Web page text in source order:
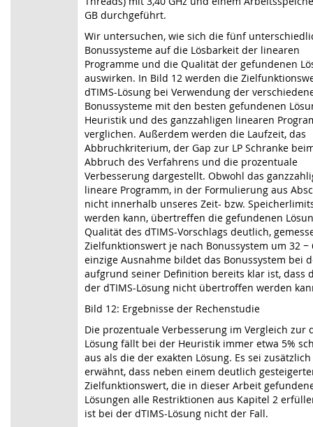
GB durchgeführt.
Wir untersuchen, wie sich die fünf
Bonussysteme auf die Lösbarkeit der linearen
Programme und die Qualität der gefundenen
auswirken. In Bild 12 werden die
dTIMS-Lösung bei Verwendung der
Bonussysteme mit den besten gefundenen
Heuristik und des ganzzahligen linearen
verglichen. Außerdem werden die Laufzeit, das
Abbruchkriterium, der Gap zur LP Schranke
Abbruch des Verfahrens und die prozentuale
Verbesserung dargestellt. Obwohl das
lineare Programm, in der Formulierung aus
nicht innerhalb unseres Zeit- bzw.
werden kann, übertreffen die gefundenen
Qualität des dTIMS-Vorschlags deutlich,
Zielfunktionswert je nach Bonussystem um 32 −
einzige Ausnahme bildet das Bonussystem bei
aufgrund seiner Definition bereits klar ist, dass
der dTIMS-Lösung nicht übertroffen werden
Bild 12: Ergebnisse der Rechenstudie
Die prozentuale Verbesserung im Vergleich zur
Lösung fällt bei der Heuristik immer etwa 5%
aus als die der exakten Lösung. Es sei zusätzlich
erwähnt, dass neben einem deutlich
Zielfunktionswert, die in dieser Arbeit
Lösungen alle Restriktionen aus Kapitel 2
ist bei der dTIMS-Lösung nicht der Fall.